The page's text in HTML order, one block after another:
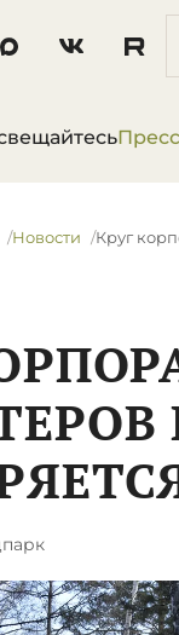
Новости Круг